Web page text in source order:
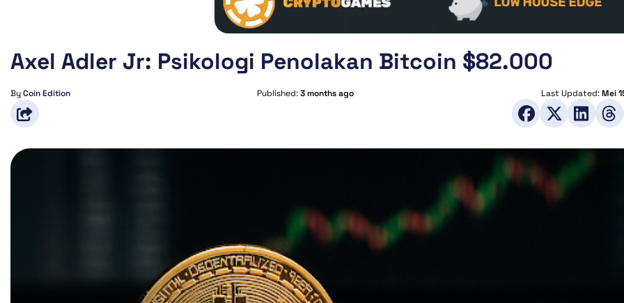
Axel Adler Jr: Psikologi Penolakan Bitcoin $82.000
ByCoin Edition Published:3 months ago Last Updated:Mei